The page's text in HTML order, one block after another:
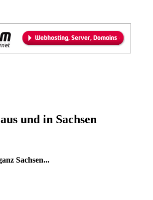
und in Sachsen
Sachsen...